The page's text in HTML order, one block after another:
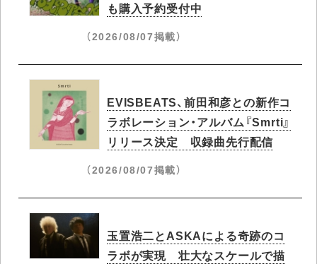
も購入予約受付中
（2026/08/07掲載）
EVISBEATS、前田和彦との新作コ
ラボレーション・アルバム『Smrti』
リリース決定 収録曲先行配信
（2026/08/07掲載）
玉置浩二とASKAによる奇跡のコ
ラボが実現 壮大なスケールで描